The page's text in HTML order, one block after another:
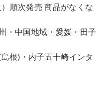
順次発売 商品がなくな
・中国地域・愛媛・田子
根)・内子五十崎インタ